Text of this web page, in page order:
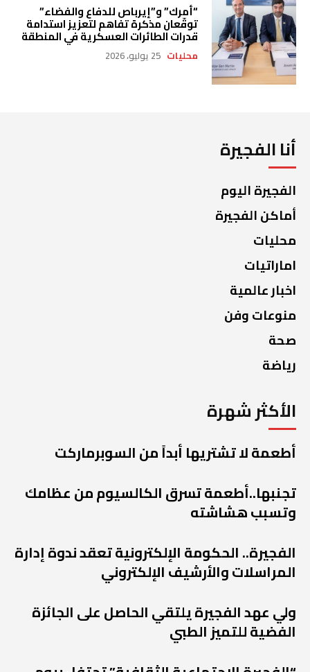
“أمرك” و”إيرباص للدفاع والفضاء”
توقّعان مذكرة تفاهم لتعزيز استدامة
قدرات الطائرات العسكرية في المنطقة
محليات 25 يوليو، 2026
أنا الفجيرة
الفجيرة اليوم
أماكن الفجيرة
محليات
اماراتيات
اخبار عالمية
منوعات وفن
صحة
رياضة
الأكثر شهرة
أطعمة لا تشتريها أبداً من السوبرماركت
تجنبها..أطعمة تسرق الكالسيوم من عظامك
وتسبب هشاشته
الفجيرة.. الحكومة الإلكترونية تعقد ندوة إدارة
المراسلات والأرشيف الإلكتروني
ولي عهد الفجيرة يلتقي الحاصل على الجائزة
الفضية للتميز الطبي